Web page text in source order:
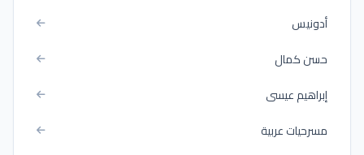
أدونيس
حسن كمال
إبراهيم عيسى
مسرحيات عربية